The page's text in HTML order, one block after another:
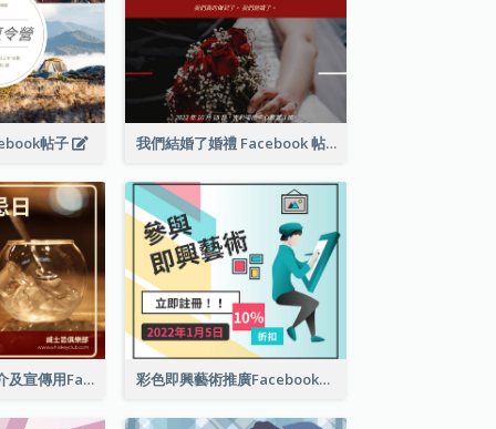
帖子 我們結婚了婚禮 Facebook 帖子
世界威士忌日簡介及宣傳用Facebook帖子 彩色即興藝術推廣Facebook帖子